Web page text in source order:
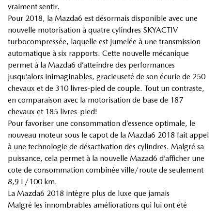
vraiment sentir.
Pour 2018, la Mazda6 est désormais disponible avec une
nouvelle motorisation à quatre cylindres SKYACTIV
turbocompressée, laquelle est jumelée à une transmission
automatique à six rapports. Cette nouvelle mécanique
permet à la Mazda6 d’atteindre des performances
jusqu’alors inimaginables, gracieuseté de son écurie de 250
chevaux et de 310 livres-pied de couple. Tout un contraste,
en comparaison avec la motorisation de base de 187
chevaux et 185 livres-pied!
Pour favoriser une consommation d’essence optimale, le
nouveau moteur sous le capot de la Mazda6 2018 fait appel
à une technologie de désactivation des cylindres. Malgré sa
puissance, cela permet à la nouvelle Mazad6 d’afficher une
cote de consommation combinée ville/route de seulement
8,9 L/100 km.
La Mazda6 2018 intègre plus de luxe que jamais
Malgré les innombrables améliorations qui lui ont été